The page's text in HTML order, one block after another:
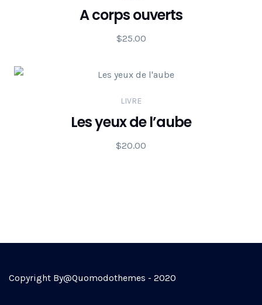
A corps ouverts
$25.00
LIVRE
Les yeux de l’aube
$20.00
Copyright By@Quomodothemes - 2020